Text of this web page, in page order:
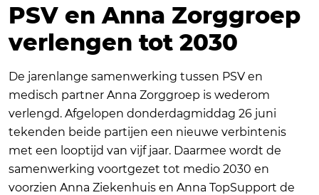
PSV en Anna Zorggroep
verlengen tot 2030
De jarenlange samenwerking tussen PSV en
medisch partner Anna Zorggroep is wederom
verlengd. Afgelopen donderdagmiddag 26 juni
tekenden beide partijen een nieuwe verbintenis
met een looptijd van vijf jaar. Daarmee wordt de
samenwerking voortgezet tot medio 2030 en
voorzien Anna Ziekenhuis en Anna TopSupport de